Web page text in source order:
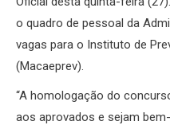
o quadro de pessoal da
vagas para o Instituto de
(Macaeprev).
“A homologação do
aos aprovados e sejam